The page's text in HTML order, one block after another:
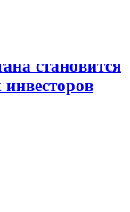
становится